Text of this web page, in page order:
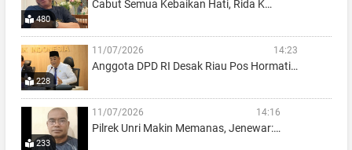
480
Cabut Semua Kebaikan Hati, Rida K…
228
11/07/2026 14:23
Anggota DPD RI Desak Riau Pos Hormati…
233
11/07/2026 14:16
Pilrek Unri Makin Memanas, Jenewar:…